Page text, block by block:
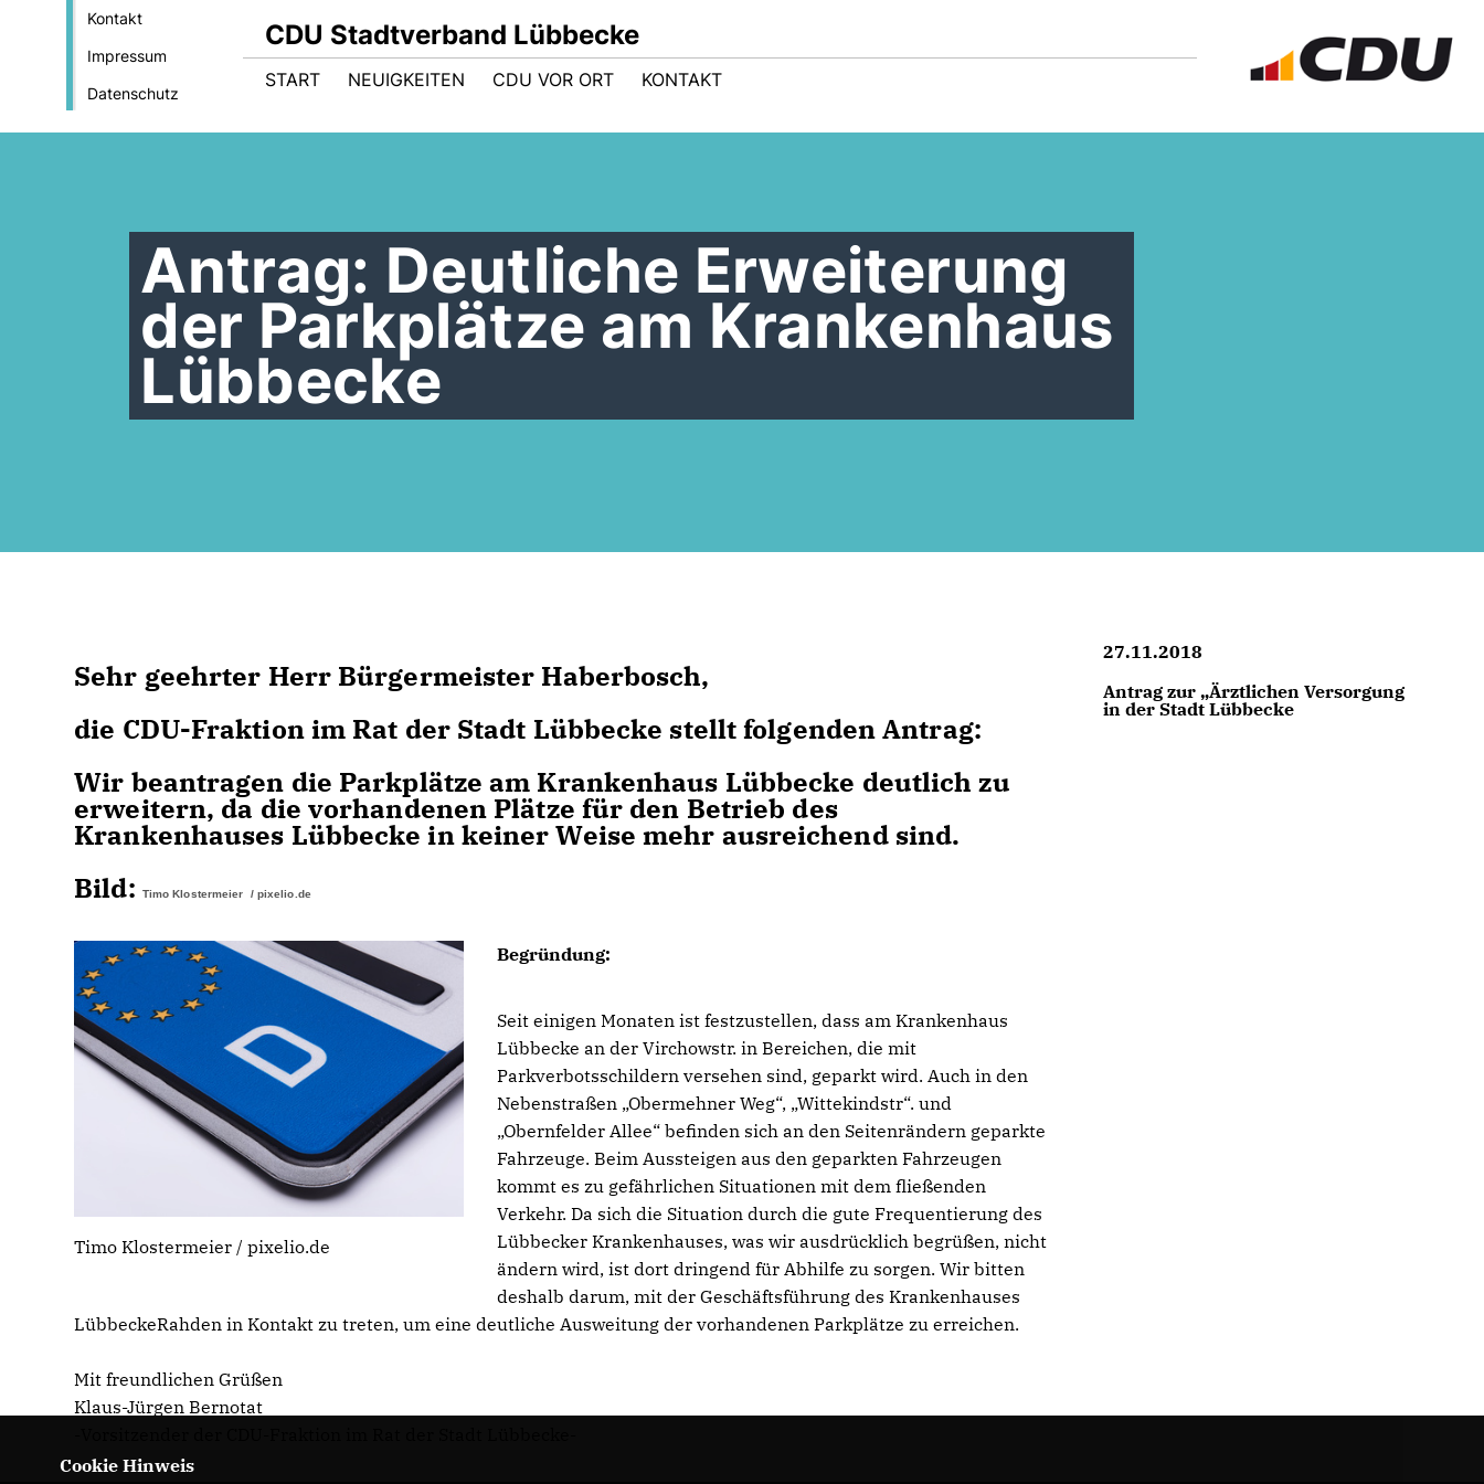
Kontakt
Impressum
Datenschutz
CDU Stadtverband Lübbecke
START NEUIGKEITEN CDU VOR ORT KONTAKT
Antrag: Deutliche Erweiterung
der Parkplätze am Krankenhaus
Lübbecke
Sehr geehrter Herr Bürgermeister Haberbosch,
die CDU-Fraktion im Rat der Stadt Lübbecke stellt folgenden Antrag:
Wir beantragen die Parkplätze am Krankenhaus Lübbecke deutlich zu
erweitern, da die vorhandenen Plätze für den Betrieb des
Krankenhauses Lübbecke in keiner Weise mehr ausreichend sind.
Bild:
Timo Klostermeier / pixelio.de
Timo Klostermeier / pixelio.de
Begründung:
Seit einigen Monaten ist festzustellen, dass am Krankenhaus
Lübbecke an der Virchowstr. in Bereichen, die mit
Parkverbotsschildern versehen sind, geparkt wird. Auch in den
Nebenstraßen „Obermehner Weg“, „Wittekindstr“. und
Obernfelder Allee“ befinden sich an den Seitenrändern geparkte
Fahrzeuge. Beim Aussteigen aus den geparkten Fahrzeugen
kommt es zu gefährlichen Situationen mit dem fließenden
Verkehr. Da sich die Situation durch die gute Frequentierung des
Lübbecker Krankenhauses, was wir ausdrücklich begrüßen, nicht
ändern wird, ist dort dringend für Abhilfe zu sorgen. Wir bitten
deshalb darum, mit der Geschäftsführung des Krankenhauses
LübbeckeRahden in Kontakt zu treten, um eine deutliche Ausweitung der vorhandenen Parkplätze zu erreichen.
Mit freundlichen Grüßen
Klaus-Jürgen Bernotat
27.11.2018
Antrag zur „Ärztlichen Versorgung
in der Stadt Lübbecke
Cookie Hinweis